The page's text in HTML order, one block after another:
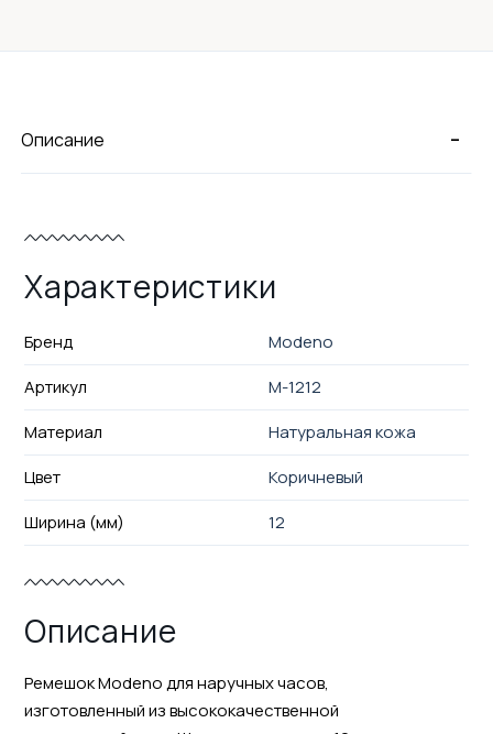
-
Описание
Характеристики
Бренд
Modeno
Артикул
M-1212
Материал
Натуральная кожа
Цвет
Коричневый
Ширина (мм)
12
Описание
Ремешок Modeno для наручных часов,
изготовленный из высококачественной